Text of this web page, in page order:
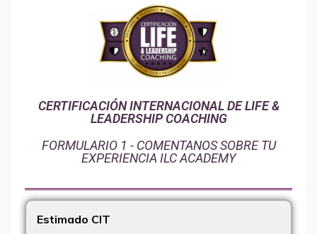
CERTIFICACIÓN INTERNACIONAL DE LIFE &
LEADERSHIP COACHING
FORMULARIO 1 - COMENTANOS SOBRE TU
EXPERIENCIA ILC ACADEMY
Estimado CIT